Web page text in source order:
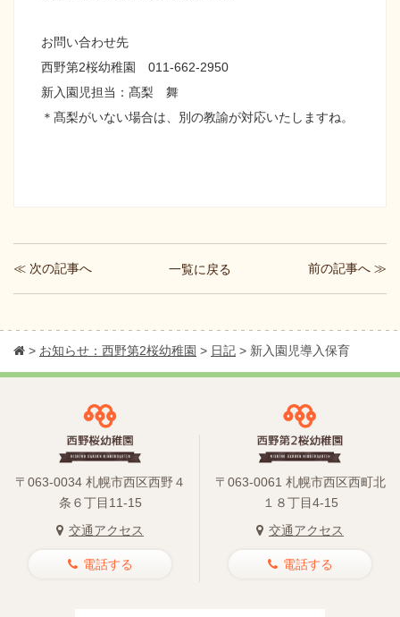
お問い合わせ先
西野第2桜幼稚園 011-662-2950
新入園児担当：髙梨 舞
＊髙梨がいない場合は、別の教諭が対応いたしますね。
≪ 次の記事へ 一覧に戻る 前の記事へ ≫
> お知らせ：西野第2桜幼稚園 > 日記 > 新入園児導入保育
〒063-0034 札幌市西区西野４
条６丁目11-15
交通アクセス
電話する
〒063-0061 札幌市西区西町北
１８丁目4-15
交通アクセス
電話する